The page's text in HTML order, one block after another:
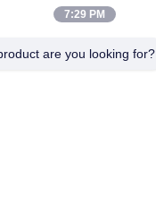
7:29 PM
are you looking for?